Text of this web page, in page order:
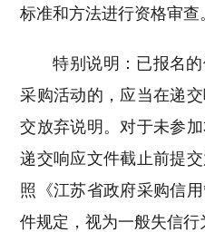
标准和方法进行资格审查
特别说明：已报名
采购活动的，应当在递
交放弃说明。对于未参
递交响应文件截止前提
照《江苏省政府采购信
件规定，视为一般失信行